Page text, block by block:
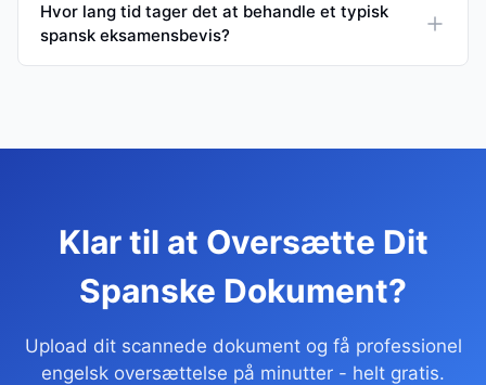
Hvor lang tid tager det at behandle et typisk
spansk eksamensbevis?
Klar til at Oversætte Dit
Spanske Dokument?
Upload dit scannede dokument og få professionel
engelsk oversættelse på minutter - helt gratis.